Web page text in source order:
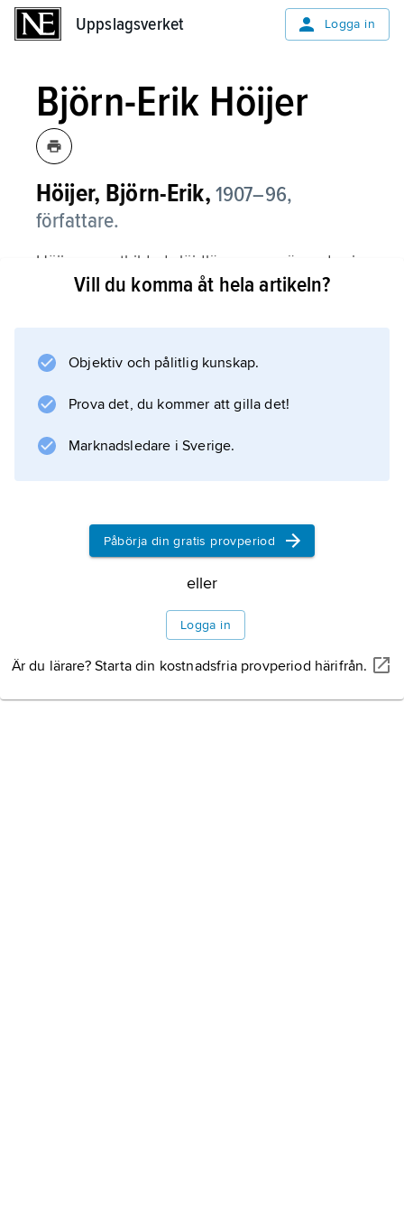
Uppslagsverket Logga in
Björn-Erik Höijer
Höijer, Björn-Erik, 1907–96,
författare.
Höijer var utbildad slöjdlärare men ägnade sig
under 1940-talet allt mer åt författarskap. Med
Litteraturanvisning
Vill du komma åt hela artikeln?
Objektiv och pålitlig kunskap.
Prova det, du kommer att gilla det!
Marknadsledare i Sverige.
Påbörja din gratis provperiod
eller
Logga in
Är du lärare? Starta din kostnadsfria provperiod härifrån.